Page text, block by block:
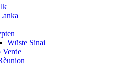
Wüste Sinai
Verde